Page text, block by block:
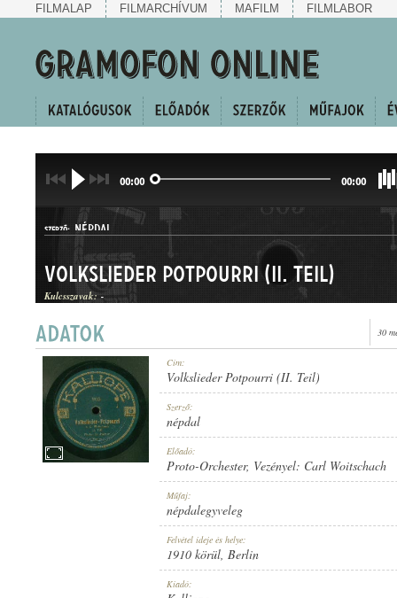
FILMALAP FILMARCHÍVUM MAFILM FILMLABOR
00:00 00:00
SZERZŐ: NÉPDAL
NÉPDALEGYVELEG
Volkslieder Potpourri (II. Teil)
Kulcsszavak: -
30
Cím:
Volkslieder Potpourri (II. Teil)
Szerző:
népdal
Előadó:
Proto-Orchester, Vezényel: Carl Woitschach
Műfaj:
népdalegyveleg
Felvétel ideje és helye:
1910 körül, Berlin
Kiadó: